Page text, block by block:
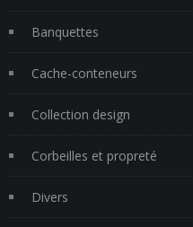
Banquettes
Cache-conteneurs
Collection design
Corbeilles et propreté
Divers